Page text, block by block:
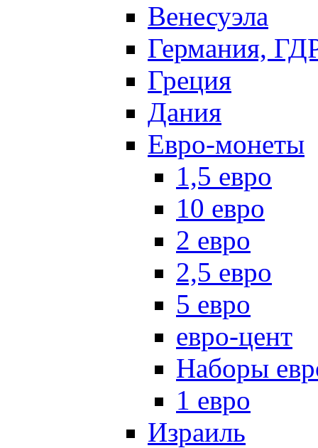
Венесуэла
Германия,
Греция
Дания
Евро-монеты
1,5 евро
10 евро
2 евро
2,5 евро
5 евро
евро-цент
Наборы
1 евро
Израиль